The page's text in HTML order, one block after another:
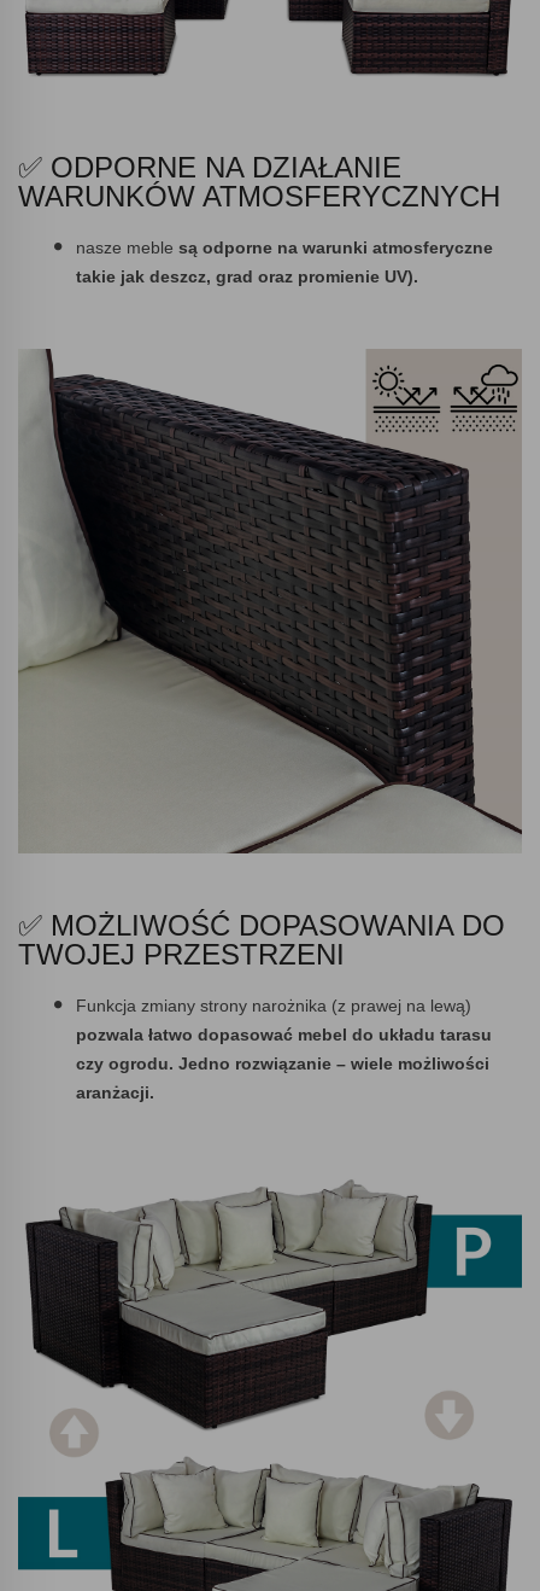
✅ ODPORNE NA DZIAŁANIE
WARUNKÓW ATMOSFERYCZNYCH
nasze meble są odporne na warunki atmosferyczne
takie jak deszcz, grad oraz promienie UV).
✅ MOŻLIWOŚĆ DOPASOWANIA DO
TWOJEJ PRZESTRZENI
Funkcja zmiany strony narożnika (z prawej na lewą)
pozwala łatwo dopasować mebel do układu tarasu
czy ogrodu. Jedno rozwiązanie – wiele możliwości
aranżacji.